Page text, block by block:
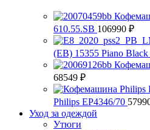
610.55.SB 106990 ₽
(EB) 15355 Piano Black
68549 ₽
Philips EP4346/70
Уход за одеждой
Утюги